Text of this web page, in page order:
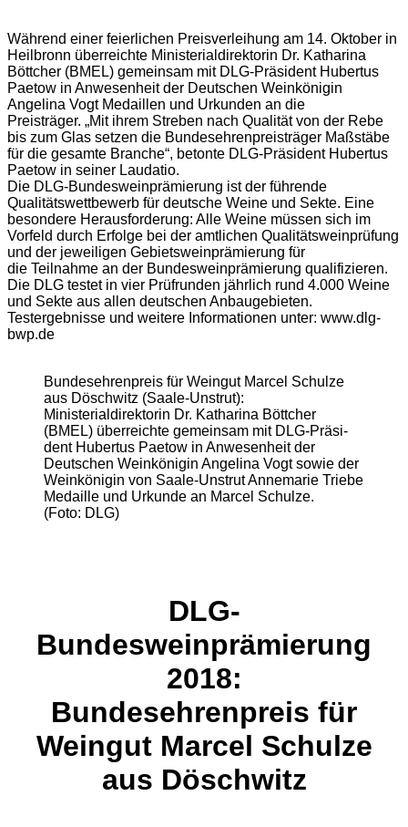
Während einer feierlichen Preisverleihung am 14. Oktober in
Heilbronn überreichte Ministerialdirektorin Dr. Katharina
Böttcher (BMEL) gemeinsam mit DLG-Präsident Hubertus
Paetow in Anwesenheit der Deutschen Weinkönigin
Angelina Vogt Medaillen und Urkunden an die
Preisträger. „Mit ihrem Streben nach Qualität von der Rebe
bis zum Glas setzen die Bundesehrenpreisträger Maßstäbe
für die gesamte Branche“, betonte DLG-Präsident Hubertus
Paetow in seiner Laudatio.
Die DLG-Bundesweinprämierung ist der führende
Qualitätswettbewerb für deutsche Weine und Sekte. Eine
besondere Herausforderung: Alle Weine müssen sich im
Vorfeld durch Erfolge bei der amtlichen Qualitätsweinprüfung
und der jeweiligen Gebietsweinprämierung für
die Teilnahme an der Bundesweinprämierung qualifizieren.
Die DLG testet in vier Prüfrunden jährlich rund 4.000 Weine
und Sekte aus allen deutschen Anbaugebieten.
Testergebnisse und weitere Informationen unter: www.dlg-
bwp.de
Bundesehrenpreis für Weingut Marcel Schulze
aus Döschwitz (Saale-Unstrut):
Ministerialdirektorin Dr. Katharina Böttcher
(BMEL) überreichte gemeinsam mit DLG-Präsi-
dent Hubertus Paetow in Anwesenheit der
Deutschen Weinkönigin Angelina Vogt sowie der
Weinkönigin von Saale-Unstrut Annemarie Triebe
Medaille und Urkunde an Marcel Schulze.
(Foto: DLG)
DLG-
Bundesweinprämierung
2018:
Bundesehrenpreis für
Weingut Marcel Schulze
aus Döschwitz